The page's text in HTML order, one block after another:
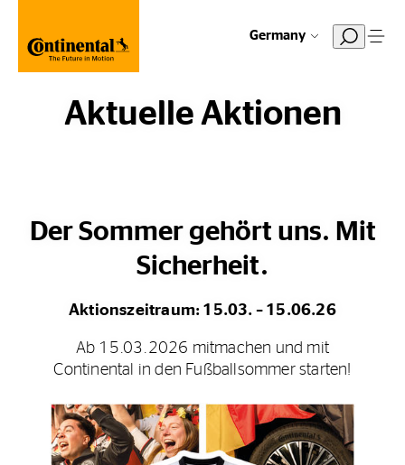
Germany
Aktuelle Aktionen
Der Sommer gehört uns. Mit
Sicherheit.
Aktionszeitraum: 15.03. – 15.06.26
Ab 15.03.2026 mitmachen und mit
Continental in den Fußballsommer starten!